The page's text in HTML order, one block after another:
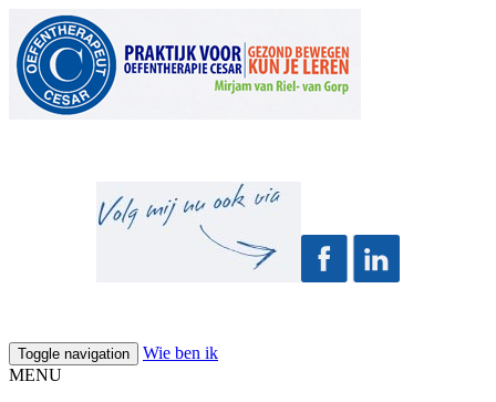
Toggle navigation
Wie ben ik
MENU